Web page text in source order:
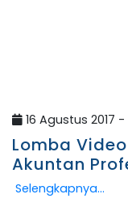
16 Agustus 2017 -
Lomba
Akuntan
Selengkapnya...